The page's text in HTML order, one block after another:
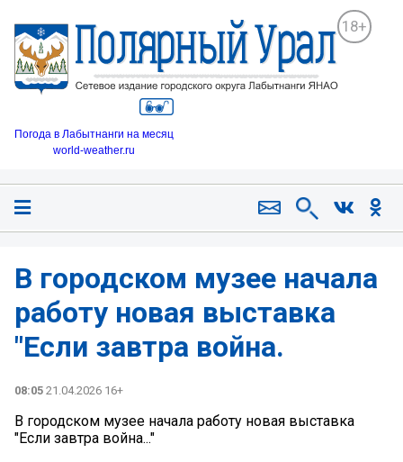
18+
Погода в Лабытнанги на месяц
world-weather.ru
В городском музее начала
работу новая выставка
"Если завтра война.
08:05 21.04.2026 16+
В городском музее начала работу новая выставка
"Если завтра война..."